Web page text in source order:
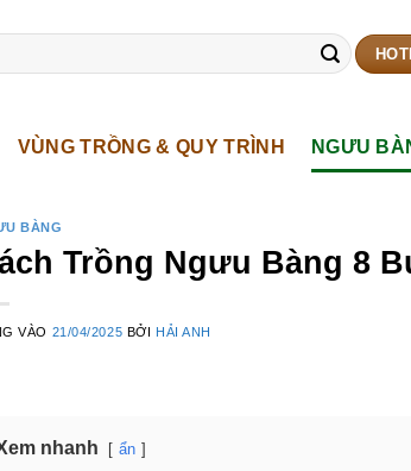
VÙNG TRỒNG & QUY TRÌNH NGƯU
BÀNG
Trồng Ngưu Bàng 8
VÀO 21/04/2025 BỞI HẢI ANH
nhanh ẩn